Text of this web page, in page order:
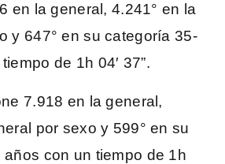
en la general, 4.241° en la
y 647° en su categoría 35-
de 1h 04′ 37”.
7.918 en la general,
por sexo y 599° en su
con un tiempo de 1h